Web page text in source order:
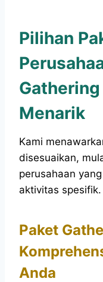
Pilihan
Menarik
Kami
disesuaikan,
perusahaan
aktivitas spesifik.
Paket
Anda